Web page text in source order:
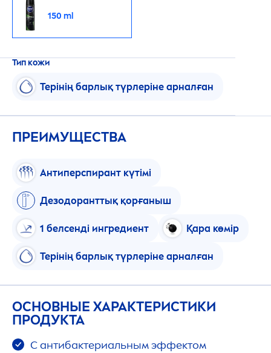
150 ml
Тип кожи
Терінің барлық түрлеріне арналған
ПРЕИМУЩЕСТВА
Антиперспирант күтімі
Дезодоранттық қорғаныш
1 белсенді ингредиент Қара көмір
Терінің барлық түрлеріне арналған
ОСНОВНЫЕ ХАРАКТЕРИСТИКИ
ПРОДУКТА
С антибактериальным эффектом